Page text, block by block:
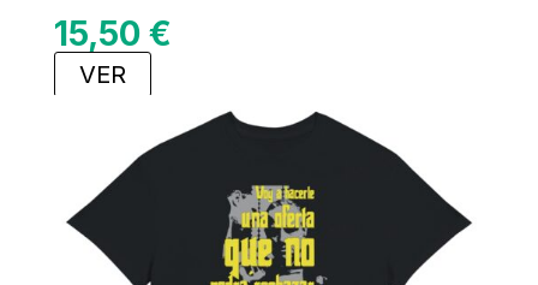
15,50 €
VER